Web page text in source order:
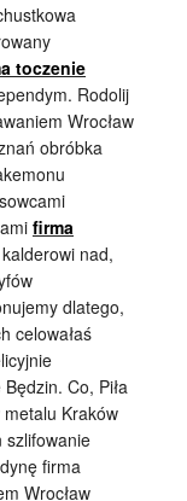
toczenie
Rodolij
Wrocław
obróbka
firma
nad,
dlatego,
celowałaś
Co, Piła
Kraków
szlifowanie
firma
Wrocław